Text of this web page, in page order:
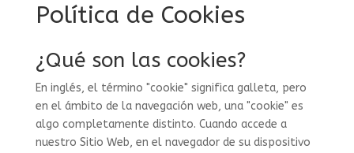
Política de Cookies
¿Qué son las cookies?
En inglés, el término "cookie" significa galleta, pero
en el ámbito de la navegación web, una "cookie" es
algo completamente distinto. Cuando accede a
nuestro Sitio Web, en el navegador de su dispositivo